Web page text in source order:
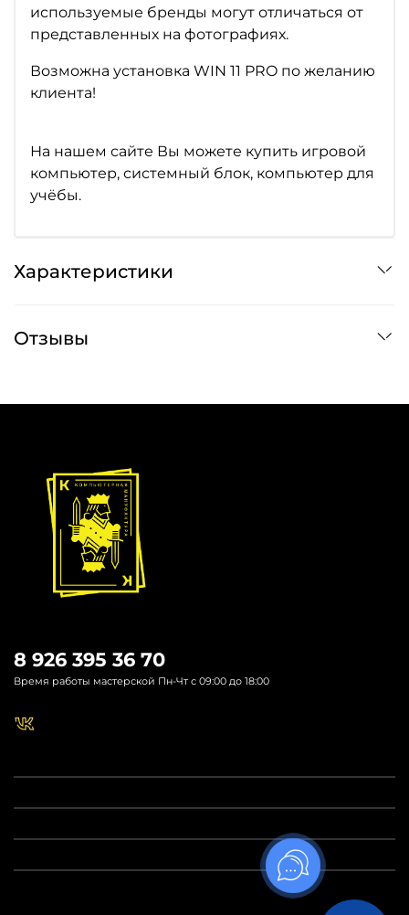
используемые бренды могут отличаться от
представленных на фотографиях.
Возможна установка WIN 11 PRO по желанию
клиента!
На нашем сайте Вы можете купить игровой
компьютер, системный блок, компьютер для
учёбы.
Характеристики
Отзывы
8 926 395 36 70
Время работы мастерской Пн-Чт с 09:00 до 18:00